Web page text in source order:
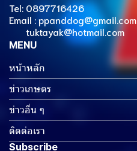
Tel: 0897716426
Email : ppanddog@gmail.com
tuktayak@hotmail.com
MENU
หน้าหลัก
ข่าวเกษตร
ข่าวอื่น ๆ
ติดต่อเรา
Subscribe